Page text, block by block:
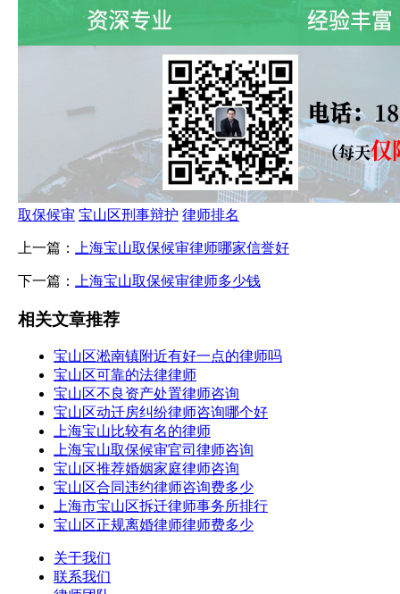
取保候审 宝山区刑事辩护 律师排名
上一篇： 上海宝山取保候审律师哪家信誉好
下一篇： 上海宝山取保候审律师多少钱
相关文章推荐
宝山区淞南镇附近有好一点的律师吗
宝山区可靠的法律律师
宝山区不良资产处置律师咨询
宝山区动迁房纠纷律师咨询哪个好
上海宝山比较有名的律师
上海宝山取保候审官司律师咨询
宝山区推荐婚姻家庭律师咨询
宝山区合同违约律师咨询费多少
上海市宝山区拆迁律师事务所排行
宝山区正规离婚律师律师费多少
关于我们
联系我们